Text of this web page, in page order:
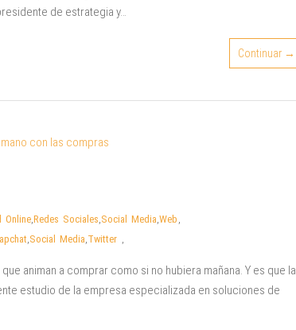
de estrategia y…
Continuar →
Online,Redes Sociales,Social Media,Web ,
,Social Media,Twitter ,
animan a comprar como si no hubiera mañana. Y es que la
estudio de la empresa especializada en soluciones de